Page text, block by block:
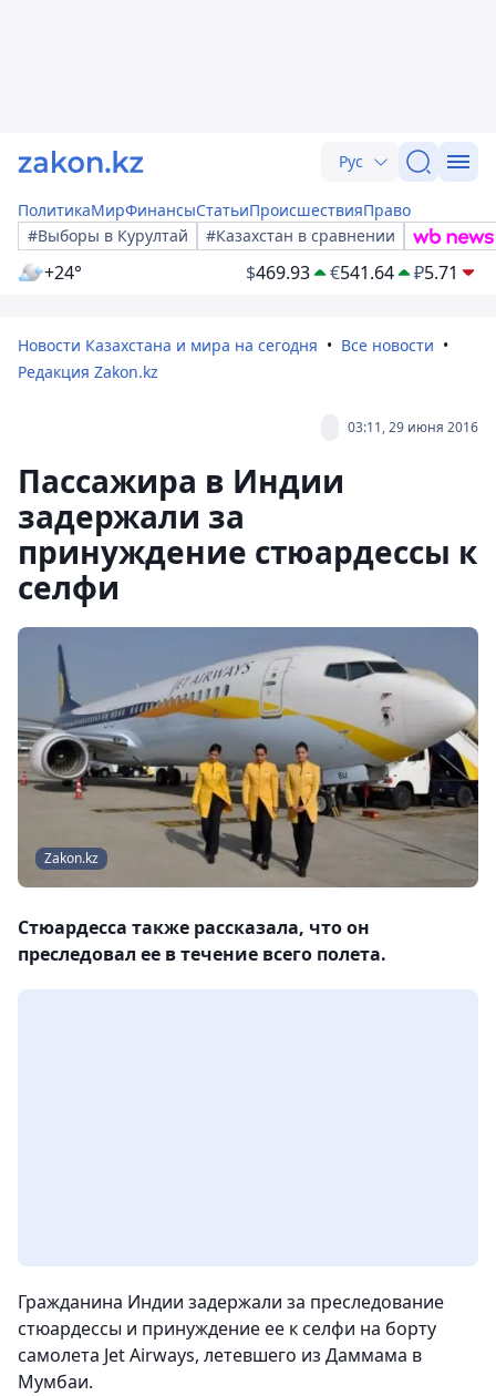
Рус
ПолитикаМирФинансыСтатьиПроисшествияПраво
#Выборы в Курултай
#Казахстан в сравнении
+24° $469.93 €541.64 ₽5.71
Новости Казахстана и мира на сегодня
Все новости
Редакция Zakon.kz
03:11, 29 июня 2016
Пассажира в Индии
задержали за
принуждение стюардессы к
селфи
Zakon.kz
Стюардесса также рассказала, что он
преследовал ее в течение всего полета.
Гражданина Индии задержали за преследование
стюардессы и принуждение ее к селфи на борту
самолета Jet Airways, летевшего из Даммама в
Мумбаи.